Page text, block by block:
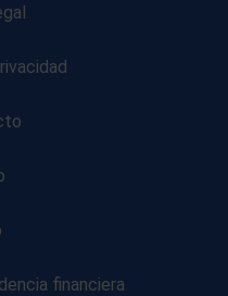
financiera